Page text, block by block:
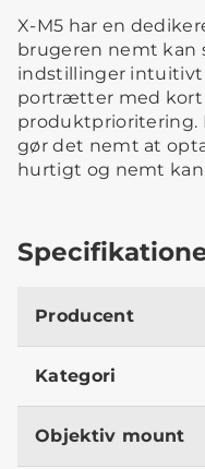
X-M5 har en
brugeren nemt kan
indstillinger intuitivt
portrætter med kort
produktprioritering.
gør det nemt at
hurtigt og nemt kan
Producent
Kategori
Objektiv mount